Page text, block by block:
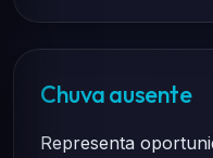
Chuva ausente
Representa